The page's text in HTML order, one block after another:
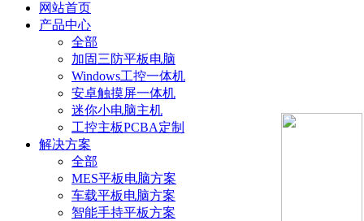
网站首页
产品中心
全部
加固三防平板电脑
Windows工控一体机
安卓触摸屏一体机
迷你小电脑主机
工控主板PCBA定制
解决方案
全部
MES平板电脑方案
车载平板电脑方案
智能手持平板方案